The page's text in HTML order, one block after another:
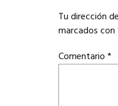
Tu dirección
marcados con
Comentario*